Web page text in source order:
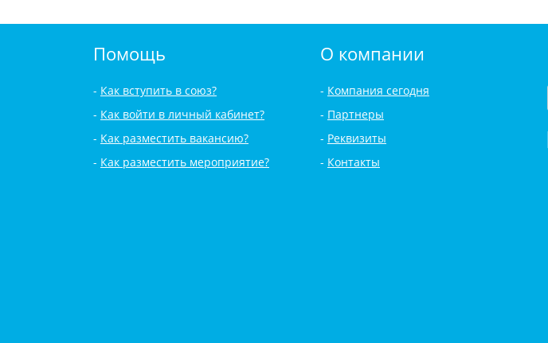
Помощь
Как вступить в союз?
Как войти в личный кабинет?
Как разместить вакансию?
Как разместить мероприятие?
О компании
Компания сегодня
Партнеры
Реквизиты
Контакты